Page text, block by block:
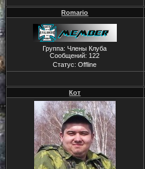
Romario
Группа: Члены Клуба
Сообщений: 122
Статус:Offline
Кот